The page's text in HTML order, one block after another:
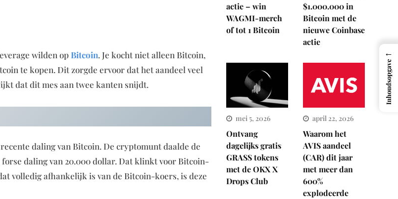
wilden opBitcoin. Je kocht niet alleen Bitcoin,
te kopen. Dit zorgde ervoor dat het aandeel veel
dat dit mes aan twee kanten snijdt.
daling van Bitcoin. De cryptomunt daalde de
forse daling van 20.000 dollar. Dat klinkt voor Bitcoin-
volledig afhankelijk is van de Bitcoin-koers, is deze
actie – win
WAGMI-merch
of tot 1 Bitcoin
$1.000.000 in
Bitcoin met de
nieuwe Coinbase
actie
mei 5, 2026
Ontvang
dagelijks gratis
GRASS tokens
met de OKX X
Drops Club
april 22, 2026
Waarom het
AVIS aandeel
(CAR) dit jaar
met meer dan
600%
explodeerde
←
Inhoudsopgave